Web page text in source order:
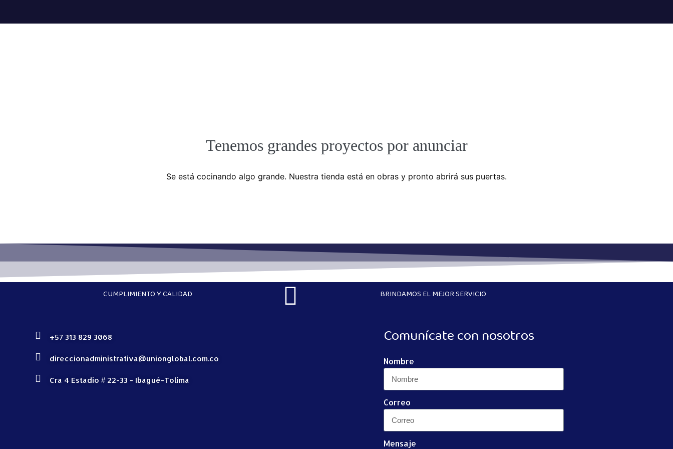
Tenemos grandes proyectos por anunciar
Se está cocinando algo grande. Nuestra tienda está en obras y pronto abrirá sus puertas.
CUMPLIMIENTO Y CALIDAD BRINDAMOS EL MEJOR SERVICIO
+57 313 829 3068
direccionadministrativa@unionglobal.com.co
Cra 4 Estadio # 22-33 - Ibagué-Tolima
Comunícate con nosotros
Nombre
Correo
Mensaje